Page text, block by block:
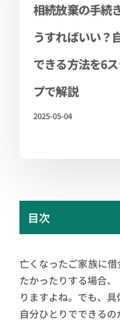
相続放棄の手続
うすればいい？
できる方法を6
プで解説
2025-05-04
目次
亡くなったご家族に
たかったりする場合
りますよね。でも、具
自分ひとりでできる